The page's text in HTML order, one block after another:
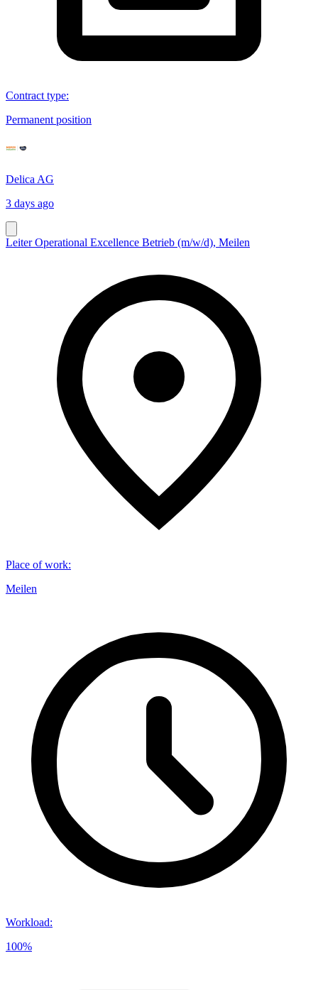
Contract type:
Permanent position
Delica AG
3 days ago
Leiter Operational Excellence Betrieb (m/w/d), Meilen
Place of work:
Meilen
Workload:
100%